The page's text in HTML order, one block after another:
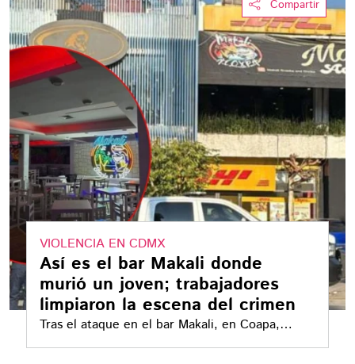
Compartir
VIOLENCIA EN CDMX
Así es el bar Makali donde
murió un joven; trabajadores
limpiaron la escena del crimen
Tras el ataque en el bar Makali, en Coapa,
donde murió un joven y hubo cuatro heridos, se